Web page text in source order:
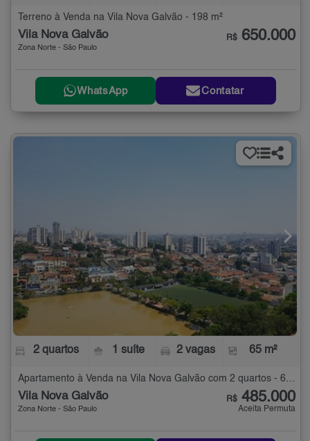
Terreno à Venda na Vila Nova Galvão - 198 m²
Vila Nova Galvão
Zona Norte - São Paulo
R$ 650.000
WhatsApp Contatar
2 quartos 1 suíte 2 vagas 65 m²
Apartamento à Venda na Vila Nova Galvão com 2 quartos - 65 m²
Vila Nova Galvão
Zona Norte - São Paulo
R$ 485.000
Aceita Permuta